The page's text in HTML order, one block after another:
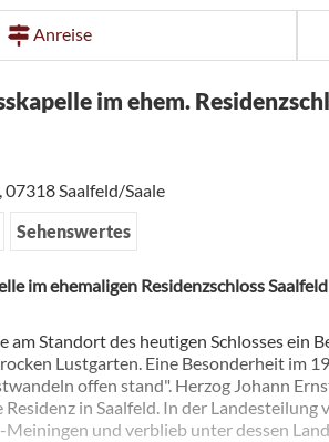
Anreise
im ehem.
07318Saalfeld/Saale
Sehenswertes
im ehemaligen Residenzschloss Saalfeld
am Standort des heutigen Schlosses
Lustgarten. Eine Besonderheit im
offen stand". Herzog Johann
in Saalfeld. In der Landesteilung
Meiningen und verblieb unter dessen